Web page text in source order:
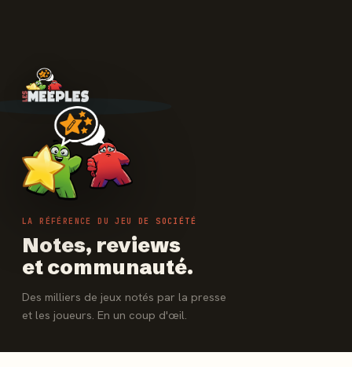
LA RÉFÉRENCE DU JEU DE SOCIÉTÉ
Notes, reviews
et communauté.
Des milliers de jeux notés par la presse
et les joueurs. En un coup d'œil.